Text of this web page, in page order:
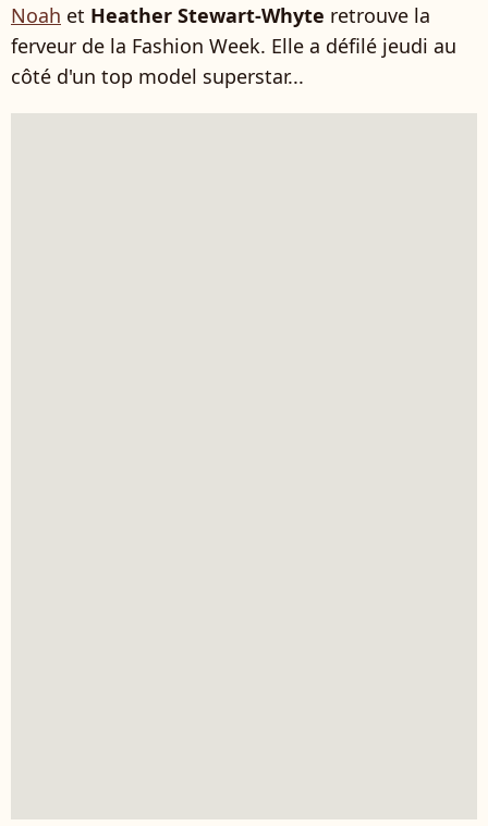
Noah et Heather Stewart-Whyte retrouve la
ferveur de la Fashion Week. Elle a défilé jeudi au
côté d'un top model superstar...